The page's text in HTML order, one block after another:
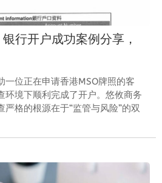
行开户成功案例分享，
一位正在申请香港MSO牌照的客
环境下顺利完成了开户。悠攸商务
严格的根源在于“监管与风险”的双